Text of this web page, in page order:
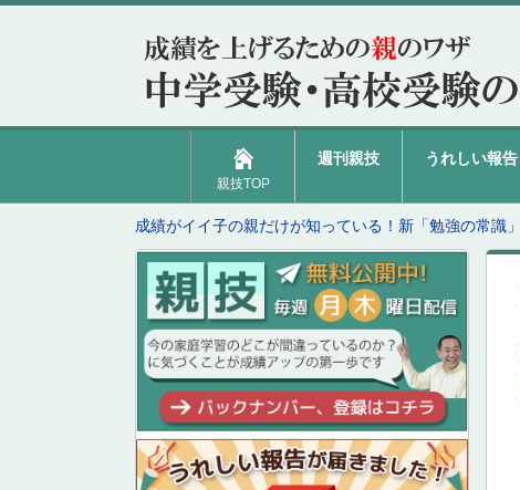
親技TOP
週刊親技 うれしい報告
成績がイイ子の親だけが知っている！新「勉強の常識」